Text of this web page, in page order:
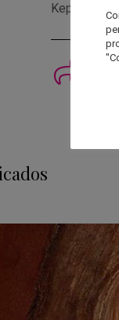
Kepler